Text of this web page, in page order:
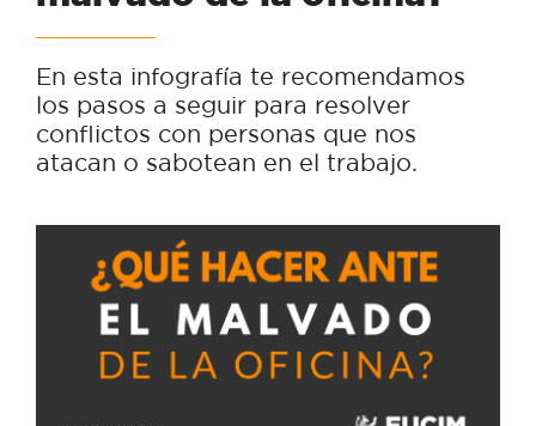
En esta infografía te recomendamos
los pasos a seguir para resolver
conflictos con personas que nos
atacan o sabotean en el trabajo.